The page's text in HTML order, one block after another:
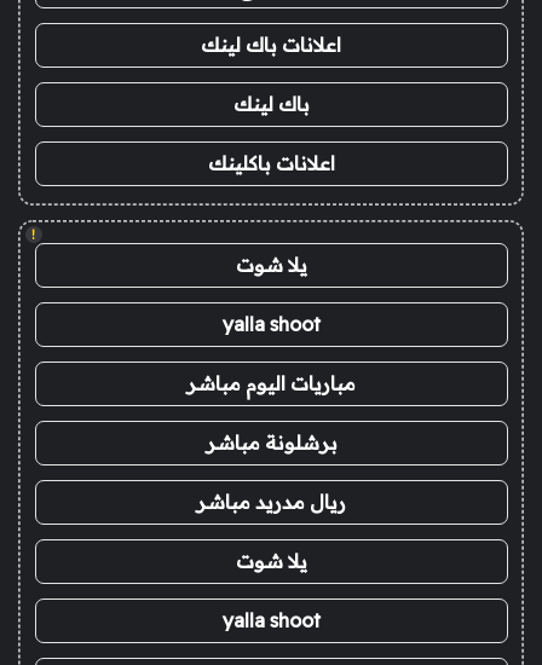
اعلانات باك لينك
باك لينك
اعلانات باكلينك
!
يلا شوت
yalla shoot
مباريات اليوم مباشر
برشلونة مباشر
ريال مدريد مباشر
يلا شوت
yalla shoot